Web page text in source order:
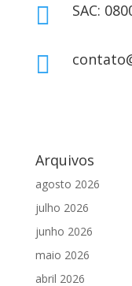
 SAC:

Arquivos
agosto 2026
julho 2026
junho 2026
maio 2026
abril 2026